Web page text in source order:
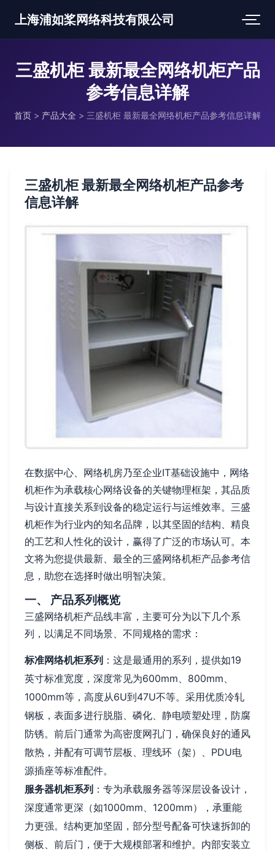
上海浦如桨网络科技有限公司
三盛机柜 最新最全网络机柜产品
参考信息详解
首页 > 产品大全 > 三盛机柜 最新最全网络机柜产品参考信息详解
三盛机柜 最新最全网络机柜产品参考
信息详解
在数据中心、网络机房乃至企业IT基础设施中，网络
机柜作为承载核心网络设备的关键物理框架，其品质
与设计直接关系到设备的稳定运行与运维效率。三盛
机柜作为行业内的知名品牌，以其坚固的结构、精良
的工艺和人性化的设计，赢得了广泛的市场认可。本
文将为您提供最新、最全的三盛网络机柜产品参考信
息，助您在选择时做出明智决策。
一、 产品系列概览
三盛网络机柜产品线丰富，主要可分为以下几个系
列，以满足不同场景、不同规格的需求：
标准网络机柜系列 ：这是最通用的系列，提供如19
英寸标准宽度，深度常见为600mm、800mm、
1000mm等，高度从6U到47U不等。采用优质冷轧
钢板，表面多进行脱脂、磷化、静电喷塑处理，防腐
防锈。前后门通常为高密度网孔门，确保良好的通风
散热，并配有可调节层板、理线环（架）、PDU电
源插座等标准配件。
服务器机柜系列 ：专为承载服务器等深层设备设计，
深度通常更深（如1000mm、1200mm），承重能
力更强。结构更加坚固，部分型号配备可快速拆卸的
侧板、前后门，便于大规模部署和维护。内部安装立